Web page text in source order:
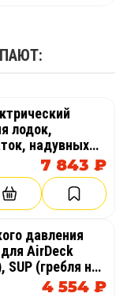
лодок,
надувных
7 843 ₽
давления
AirDeck
(гребля на
4 554 ₽